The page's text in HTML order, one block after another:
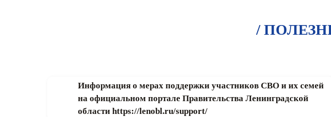
/
Информация о мерах поддержки участников СВО и их семей
на официальном портале Правительства Ленинградской
области https://lenobl.ru/support/